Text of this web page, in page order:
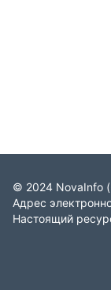
© 2024 NovaInfo
Адрес
Настоящий